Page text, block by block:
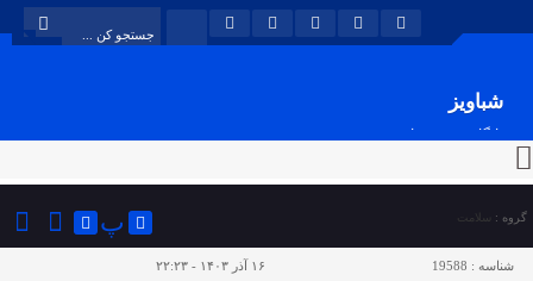
شباویز
پایگاه خبری شباویز
گروه : سلامت پ
شناسه : 19588 ۱۶ آذر ۱۴۰۳ - ۲۲:۲۳